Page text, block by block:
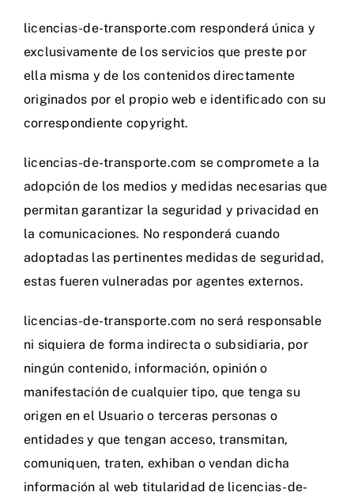
licencias-de-transporte.com responderá única y
exclusivamente de los servicios que preste por
ella misma y de los contenidos directamente
originados por el propio web e identificado con su
correspondiente copyright.
licencias-de-transporte.com se compromete a la
adopción de los medios y medidas necesarias que
permitan garantizar la seguridad y privacidad en
la comunicaciones. No responderá cuando
adoptadas las pertinentes medidas de seguridad,
estas fueren vulneradas por agentes externos.
licencias-de-transporte.com no será responsable
ni siquiera de forma indirecta o subsidiaria, por
ningún contenido, información, opinión o
manifestación de cualquier tipo, que tenga su
origen en el Usuario o terceras personas o
entidades y que tengan acceso, transmitan,
comuniquen, traten, exhiban o vendan dicha
información al web titularidad de licencias-de-